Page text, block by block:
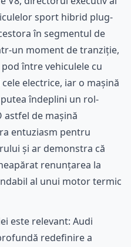
sport hibrid plug-
în segmentul de
un moment de tranziție,
între vehiculele cu
electrice, iar o mașină
îndeplini un rol-
astfel de mașină
entuziasm pentru
și ar demonstra că
renunțarea la
al unui motor termic
este relevant: Audi
redefinire a